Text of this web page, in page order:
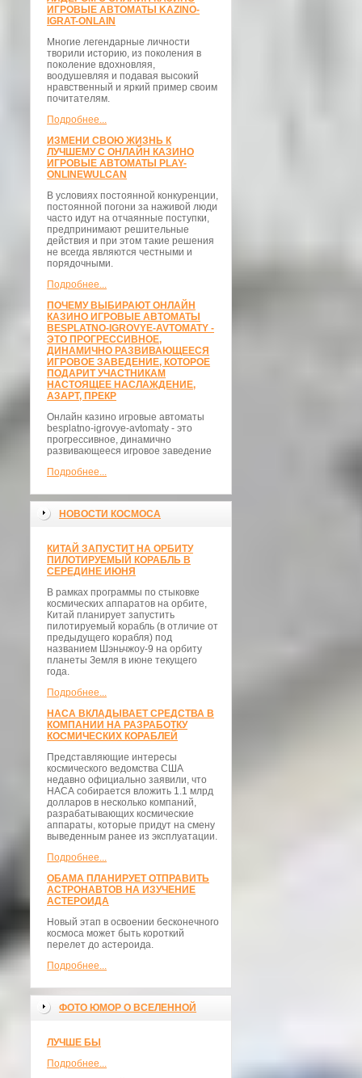
ИГРОВЫЕ АВТОМАТЫ KAZINO-
IGRAT-ONLAIN
Многие легендарные личности
творили историю, из поколения в
поколение вдохновляя,
воодушевляя и подавая высокий
нравственный и яркий пример своим
почитателям.
Подробнее...
ИЗМЕНИ СВОЮ ЖИЗНЬ К
ЛУЧШЕМУ С ОНЛАЙН КАЗИНО
ИГРОВЫЕ АВТОМАТЫ PLAY-
ONLINEWULCAN
В условиях постоянной конкуренции,
постоянной погони за наживой люди
часто идут на отчаянные поступки,
предпринимают решительные
действия и при этом такие решения
не всегда являются честными и
порядочными.
Подробнее...
ПОЧЕМУ ВЫБИРАЮТ ОНЛАЙН
КАЗИНО ИГРОВЫЕ АВТОМАТЫ
BESPLATNO-IGROVYE-AVTOMATY -
ЭТО ПРОГРЕССИВНОЕ,
ДИНАМИЧНО РАЗВИВАЮЩЕЕСЯ
ИГРОВОЕ ЗАВЕДЕНИЕ, КОТОРОЕ
ПОДАРИТ УЧАСТНИКАМ
НАСТОЯЩЕЕ НАСЛАЖДЕНИЕ,
АЗАРТ, ПРЕКР
Онлайн казино игровые автоматы
besplatno-igrovye-avtomaty - это
прогрессивное, динамично
развивающееся игровое заведение
Подробнее...
НОВОСТИ КОСМОСА
КИТАЙ ЗАПУСТИТ НА ОРБИТУ
ПИЛОТИРУЕМЫЙ КОРАБЛЬ В
СЕРЕДИНЕ ИЮНЯ
В рамках программы по стыковке
космических аппаратов на орбите,
Китай планирует запустить
пилотируемый корабль (в отличие от
предыдущего корабля) под
названием Шэньчжоу-9 на орбиту
планеты Земля в июне текущего
года.
Подробнее...
НАСА ВКЛАДЫВАЕТ СРЕДСТВА В
КОМПАНИИ НА РАЗРАБОТКУ
КОСМИЧЕСКИХ КОРАБЛЕЙ
Представляющие интересы
космического ведомства США
недавно официально заявили, что
НАСА собирается вложить 1.1 млрд
долларов в несколько компаний,
разрабатывающих космические
аппараты, которые придут на смену
выведенным ранее из эксплуатации.
Подробнее...
ОБАМА ПЛАНИРУЕТ ОТПРАВИТЬ
АСТРОНАВТОВ НА ИЗУЧЕНИЕ
АСТЕРОИДА
Новый этап в освоении бесконечного
космоса может быть короткий
перелет до астероида.
Подробнее...
ФОТО ЮМОР О ВСЕЛЕННОЙ
ЛУЧШЕ БЫ
Подробнее...